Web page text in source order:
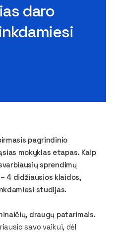
daro
pagrindinio
mokyklas etapas. Kaip
sprendimų
4 didžiausios klaidos,
studijas.
draugų patarimais.
savo vaikui, dėl